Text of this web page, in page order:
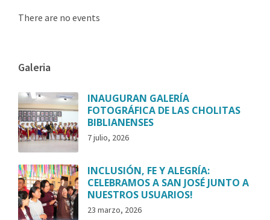
There are no events
Galeria
INAUGURAN GALERÍA
FOTOGRÁFICA DE LAS CHOLITAS
BIBLIANENSES
7 julio, 2026
INCLUSIÓN, FE Y ALEGRÍA:
CELEBRAMOS A SAN JOSÉ JUNTO A
NUESTROS USUARIOS!
23 marzo, 2026